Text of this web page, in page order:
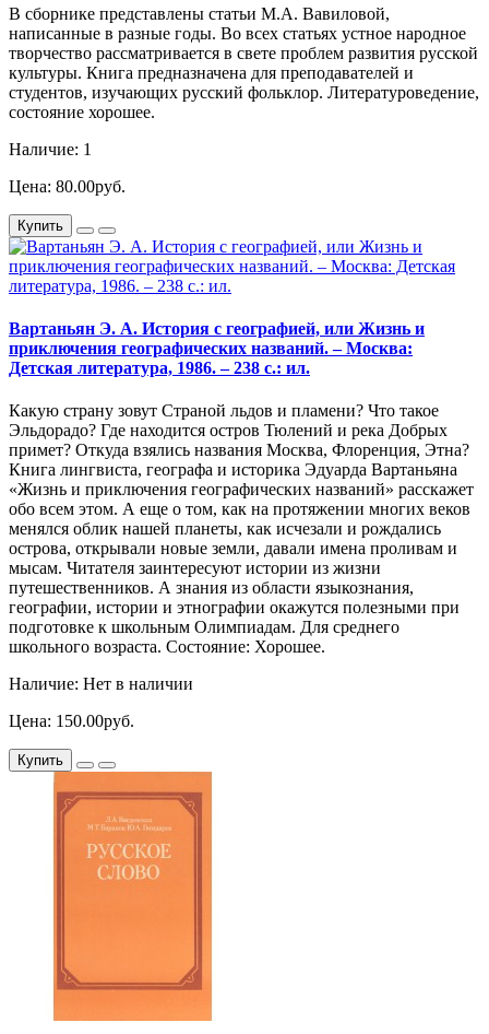
В сборнике представлены статьи М.А. Вавиловой,
написанные в разные годы. Во всех статьях устное народное
творчество рассматривается в свете проблем развития русской
культуры. Книга предназначена для преподавателей и
студентов, изучающих русский фольклор. Литературоведение,
состояние хорошее.
Наличие: 1
Цена: 80.00руб.
Купить
Вартаньян Э. А. История с географией, или Жизнь и
приключения географических названий. – Москва:
Детская литература, 1986. – 238 с.: ил.
Какую страну зовут Страной льдов и пламени? Что такое
Эльдорадо? Где находится остров Тюлений и река Добрых
примет? Откуда взялись названия Москва, Флоренция, Этна?
Книга лингвиста, географа и историка Эдуарда Вартаньяна
«Жизнь и приключения географических названий» расскажет
обо всем этом. А еще о том, как на протяжении многих веков
менялся облик нашей планеты, как исчезали и рождались
острова, открывали новые земли, давали имена проливам и
мысам. Читателя заинтересуют истории из жизни
путешественников. А знания из области языкознания,
географии, истории и этнографии окажутся полезными при
подготовке к школьным Олимпиадам. Для среднего
школьного возраста. Состояние: Хорошее.
Наличие: Нет в наличии
Цена: 150.00руб.
Купить